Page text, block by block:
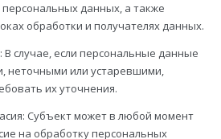
данных, а также
обработки и получателях данных.
случае, если персональные данные
неточными или устаревшими,
их уточнения.
Субъект может в любой момент
на обработку персональных